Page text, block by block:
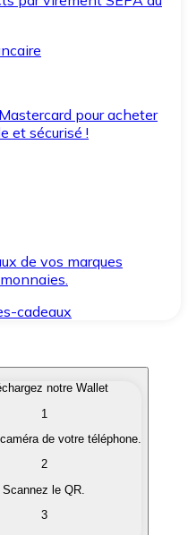
pour acheter
et sécurisé !
de vos marques
cadeaux
qui vous intéressent
en monnaie
notre Wallet
1
de votre téléphone.
2
Scannez le QR.
3